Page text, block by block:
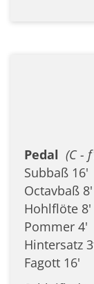
Pedal (C -
Subbaß 16'
Octavbaß 8'
Hohlflöte 8'
Pommer 4'
Hintersatz
Fagott 16'